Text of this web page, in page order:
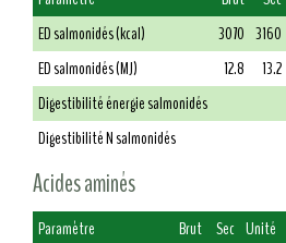
ED salmonidés (kcal)
3070 3160
ED salmonidés (MJ)
12.8 13.2
Digestibilité énergie salmonidés
Digestibilité N salmonidés
Acides aminés
Paramètre Brut Sec Unité